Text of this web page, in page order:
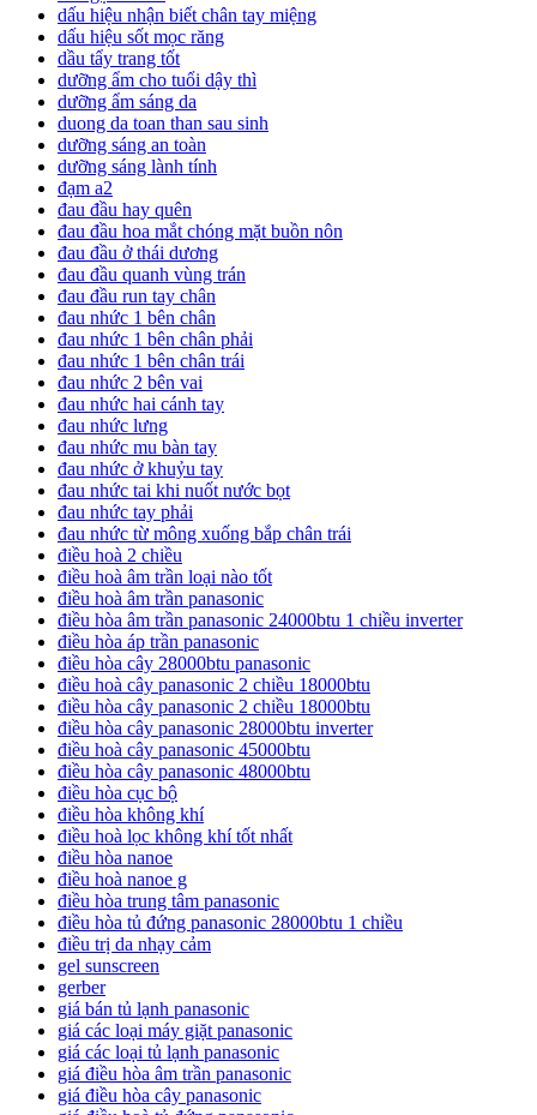
dấu hiệu nhận biết chân tay miệng
dấu hiệu sốt mọc răng
dầu tẩy trang tốt
dưỡng ẩm cho tuổi dậy thì
dưỡng ẩm sáng da
duong da toan than sau sinh
dưỡng sáng an toàn
dưỡng sáng lành tính
đạm a2
đau đầu hay quên
đau đầu hoa mắt chóng mặt buồn nôn
đau đầu ở thái dương
đau đầu quanh vùng trán
đau đầu run tay chân
đau nhức 1 bên chân
đau nhức 1 bên chân phải
đau nhức 1 bên chân trái
đau nhức 2 bên vai
đau nhức hai cánh tay
đau nhức lưng
đau nhức mu bàn tay
đau nhức ở khuỷu tay
đau nhức tai khi nuốt nước bọt
đau nhức tay phải
đau nhức từ mông xuống bắp chân trái
điều hoà 2 chiều
điều hoà âm trần loại nào tốt
điều hoà âm trần panasonic
điều hòa âm trần panasonic 24000btu 1 chiều inverter
điều hòa áp trần panasonic
điều hòa cây 28000btu panasonic
điều hoà cây panasonic 2 chiều 18000btu
điều hòa cây panasonic 2 chiều 18000btu
điều hòa cây panasonic 28000btu inverter
điều hoà cây panasonic 45000btu
điều hòa cây panasonic 48000btu
điều hòa cục bộ
điều hòa không khí
điều hoà lọc không khí tốt nhất
điều hòa nanoe
điều hoà nanoe g
điều hòa trung tâm panasonic
điều hòa tủ đứng panasonic 28000btu 1 chiều
điều trị da nhạy cảm
gel sunscreen
gerber
giá bán tủ lạnh panasonic
giá các loại máy giặt panasonic
giá các loại tủ lạnh panasonic
giá điều hòa âm trần panasonic
giá điều hòa cây panasonic